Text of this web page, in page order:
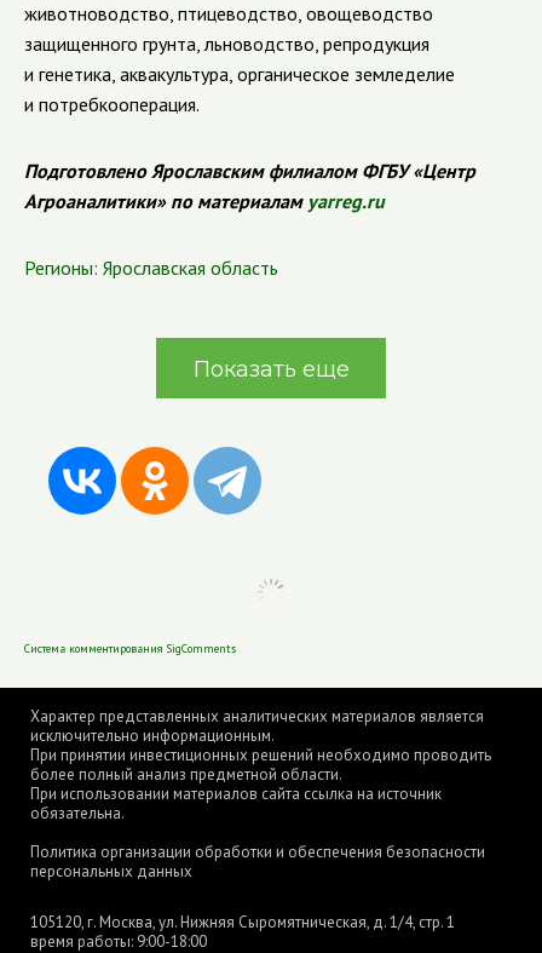
животноводство, птицеводство, овощеводство
защищенного грунта, льноводство, репродукция
и генетика, аквакультура, органическое земледелие
и потребкооперация.
Подготовлено Ярославским филиалом ФГБУ «Центр
Агроаналитики» по материалам yarreg.ru
Регионы: Ярославская область
Показать еще
Характер представленных аналитических материалов является
исключительно информационным.
При принятии инвестиционных решений необходимо проводить
более полный анализ предметной области.
При использовании материалов сайта ссылка на источник
обязательна.
Политика организации обработки и обеспечения безопасности
персональных данных
105120, г. Москва, ул. Нижняя Сыромятническая, д. 1/4, стр. 1
время работы: 9:00-18:00